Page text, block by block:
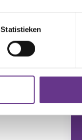
Statistieken